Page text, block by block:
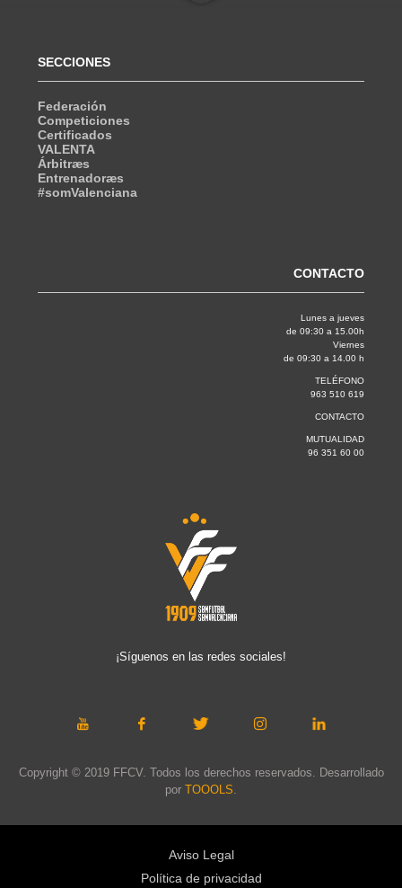
SECCIONES
Federación
Competiciones
Certificados
VALENTA
Árbitræs
Entrenadoræs
#somValenciana
CONTACTO
Lunes a jueves
de 09:30 a 15.00h
Viernes
de 09:30 a 14.00 h
TELÉFONO
963 510 619
CONTACTO
MUTUALIDAD
96 351 60 00
¡Síguenos en las redes sociales!
Copyright © 2019 FFCV. Todos los derechos reservados. Desarrollado
por TOOOLS.
Aviso Legal
Política de privacidad